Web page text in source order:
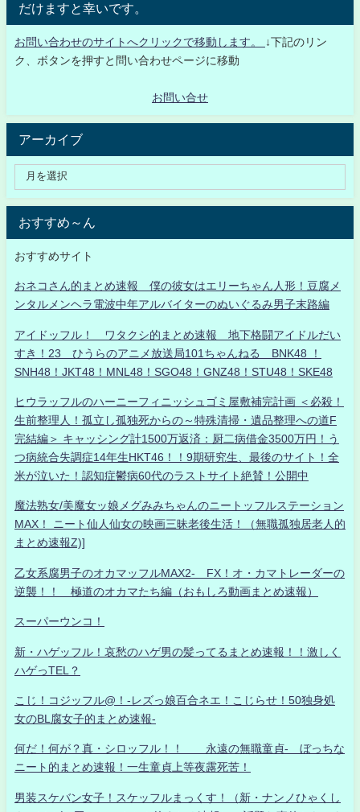
だけますと幸いです。
お問い合わせのサイトへクリックで移動します。
↓下記のリン
ク、ボタンを押すと問い合わせページに移動
お問い合せ
アーカイブ
おすすめ～ん
おすすめサイト
おネコさん的まとめ速報 僕の彼女はエリーちゃん人形！豆腐メ
ンタルメンヘラ電波中年アルバイターのぬいぐるみ男子末路編
アイドッフル！ ワタクシ的まとめ速報 地下格闘アイドルだい
すき！23 ひうらのアニメ放送局101ちゃんねる BNK48 ！
SNH48！JKT48！MNL48！SGO48！GNZ48！STU48！SKE48
ヒウラッフルのハーニーフィニッシュゴミ屋敷補完計画 ＜必殺！
生前整理人！孤立し孤独死からの～特殊清掃・遺品整理への道F
完結編＞ キャッシング計1500万返済：厨二病借金3500万円！う
つ病統合失調症14年生HKT46！！9期研究生、最後のサイト！全
米が泣いた！認知症鬱病60代のラストサイト絶賛！公開中
魔法熟女/美魔女ッ娘メグみみちゃんのニートッフルステーション
MAX！ ニート仙人仙女の映画三昧老後生活！（無職孤独居老人的
まとめ速報Z)]
乙女系腐男子のオカマッフルMAX2- FX！オ・カマトレーダーの
逆襲！！ 極道のオカマたち編（おもしろ動画まとめ速報）
スーパーウンコ！
新・ハゲッフル！哀愁のハゲ男の髪ってるまとめ速報！！激しく
ハゲっTEL？
こじ！コジッフル@！-レズっ娘百合ネエ！こじらせ！50独身処
女のBL腐女子的まとめ速報-
何だ！何が？真・シロッフル！！ 永遠の無職童貞- ぼっちな
ニート的まとめ速報！一生童貞上等夜露死苦！
男装スケバン女子！スケッフルまっくす！（新・ナンノひゃくし